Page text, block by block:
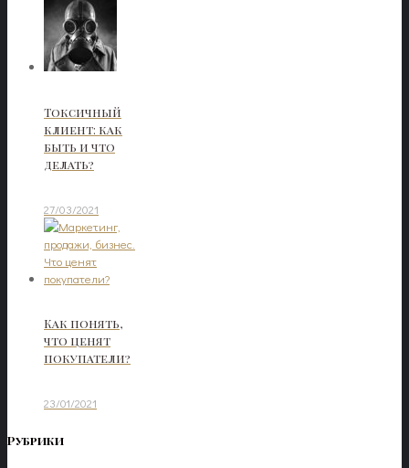
Токсичный
клиент: как
быть и что
делать?
27/03/2021
Как понять,
что ценят
покупатели?
23/01/2021
Рубрики